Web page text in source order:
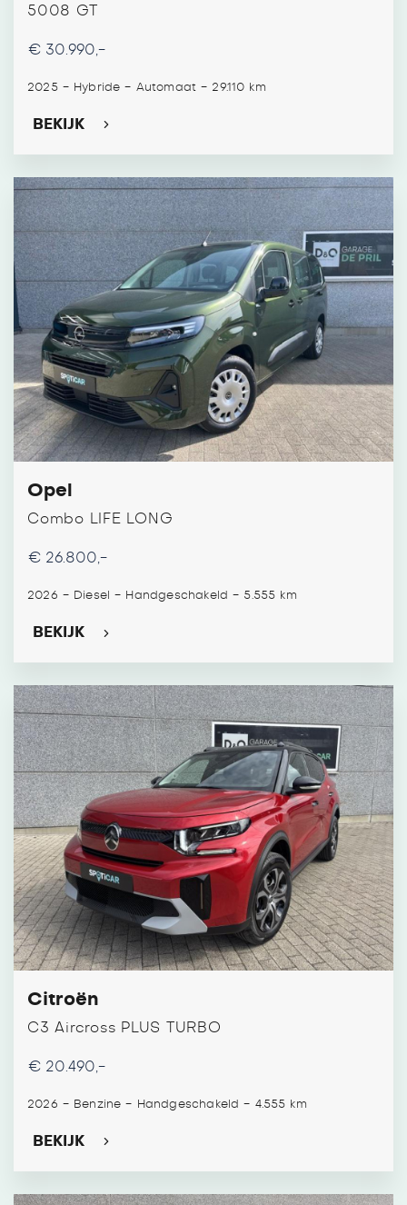
5008 GT
€ 30.990,-
2025 - Hybride - Automaat - 29.110 km
BEKIJK
Opel
Combo LIFE LONG
€ 26.800,-
2026 - Diesel - Handgeschakeld - 5.555 km
BEKIJK
Citroën
C3 Aircross PLUS TURBO
€ 20.490,-
2026 - Benzine - Handgeschakeld - 4.555 km
BEKIJK